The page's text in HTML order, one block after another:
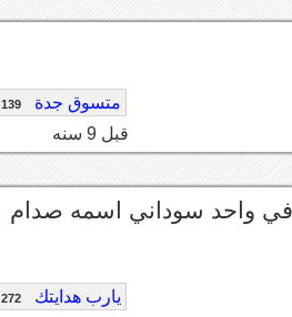
متسوق جدة 139
قبل 9 سنه
في واحد سوداني اسمه صدام
يارب هدايتك 272